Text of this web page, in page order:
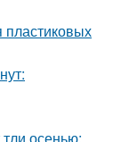
пластиковых